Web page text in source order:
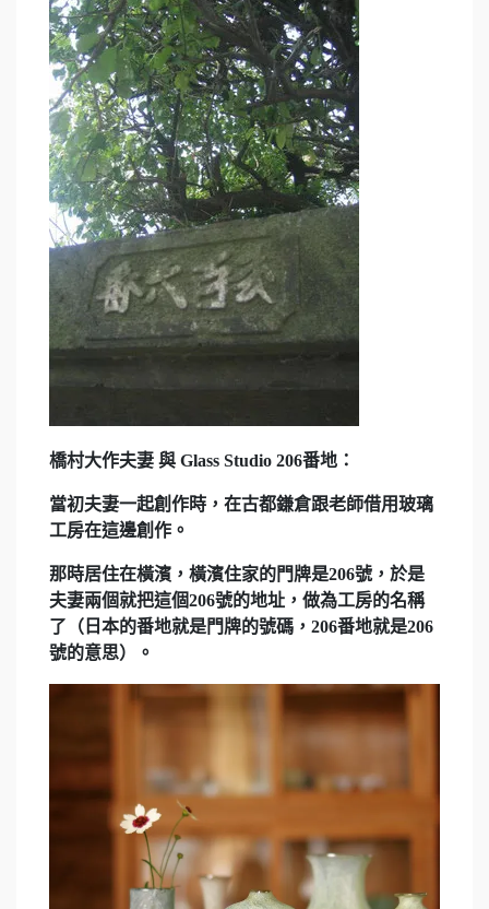
橋村大作夫妻 與 Glass Studio 206番地：
當初夫妻一起創作時，在古都鎌倉跟老師借用玻璃
工房在這邊創作。
那時居住在橫濱，橫濱住家的門牌是206號，於是
夫妻兩個就把這個206號的地址，做為工房的名稱
了（日本的番地就是門牌的號碼，206番地就是206
號的意思）。